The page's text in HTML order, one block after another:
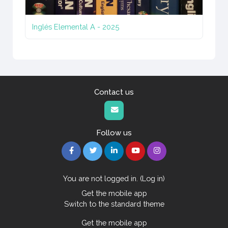
Inglés Elemental A - 2025
Contact us
Follow us
You are not logged in. (Log in)
Get the mobile app
Switch to the standard theme
Get the mobile app